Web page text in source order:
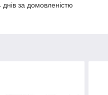
за домовленістю